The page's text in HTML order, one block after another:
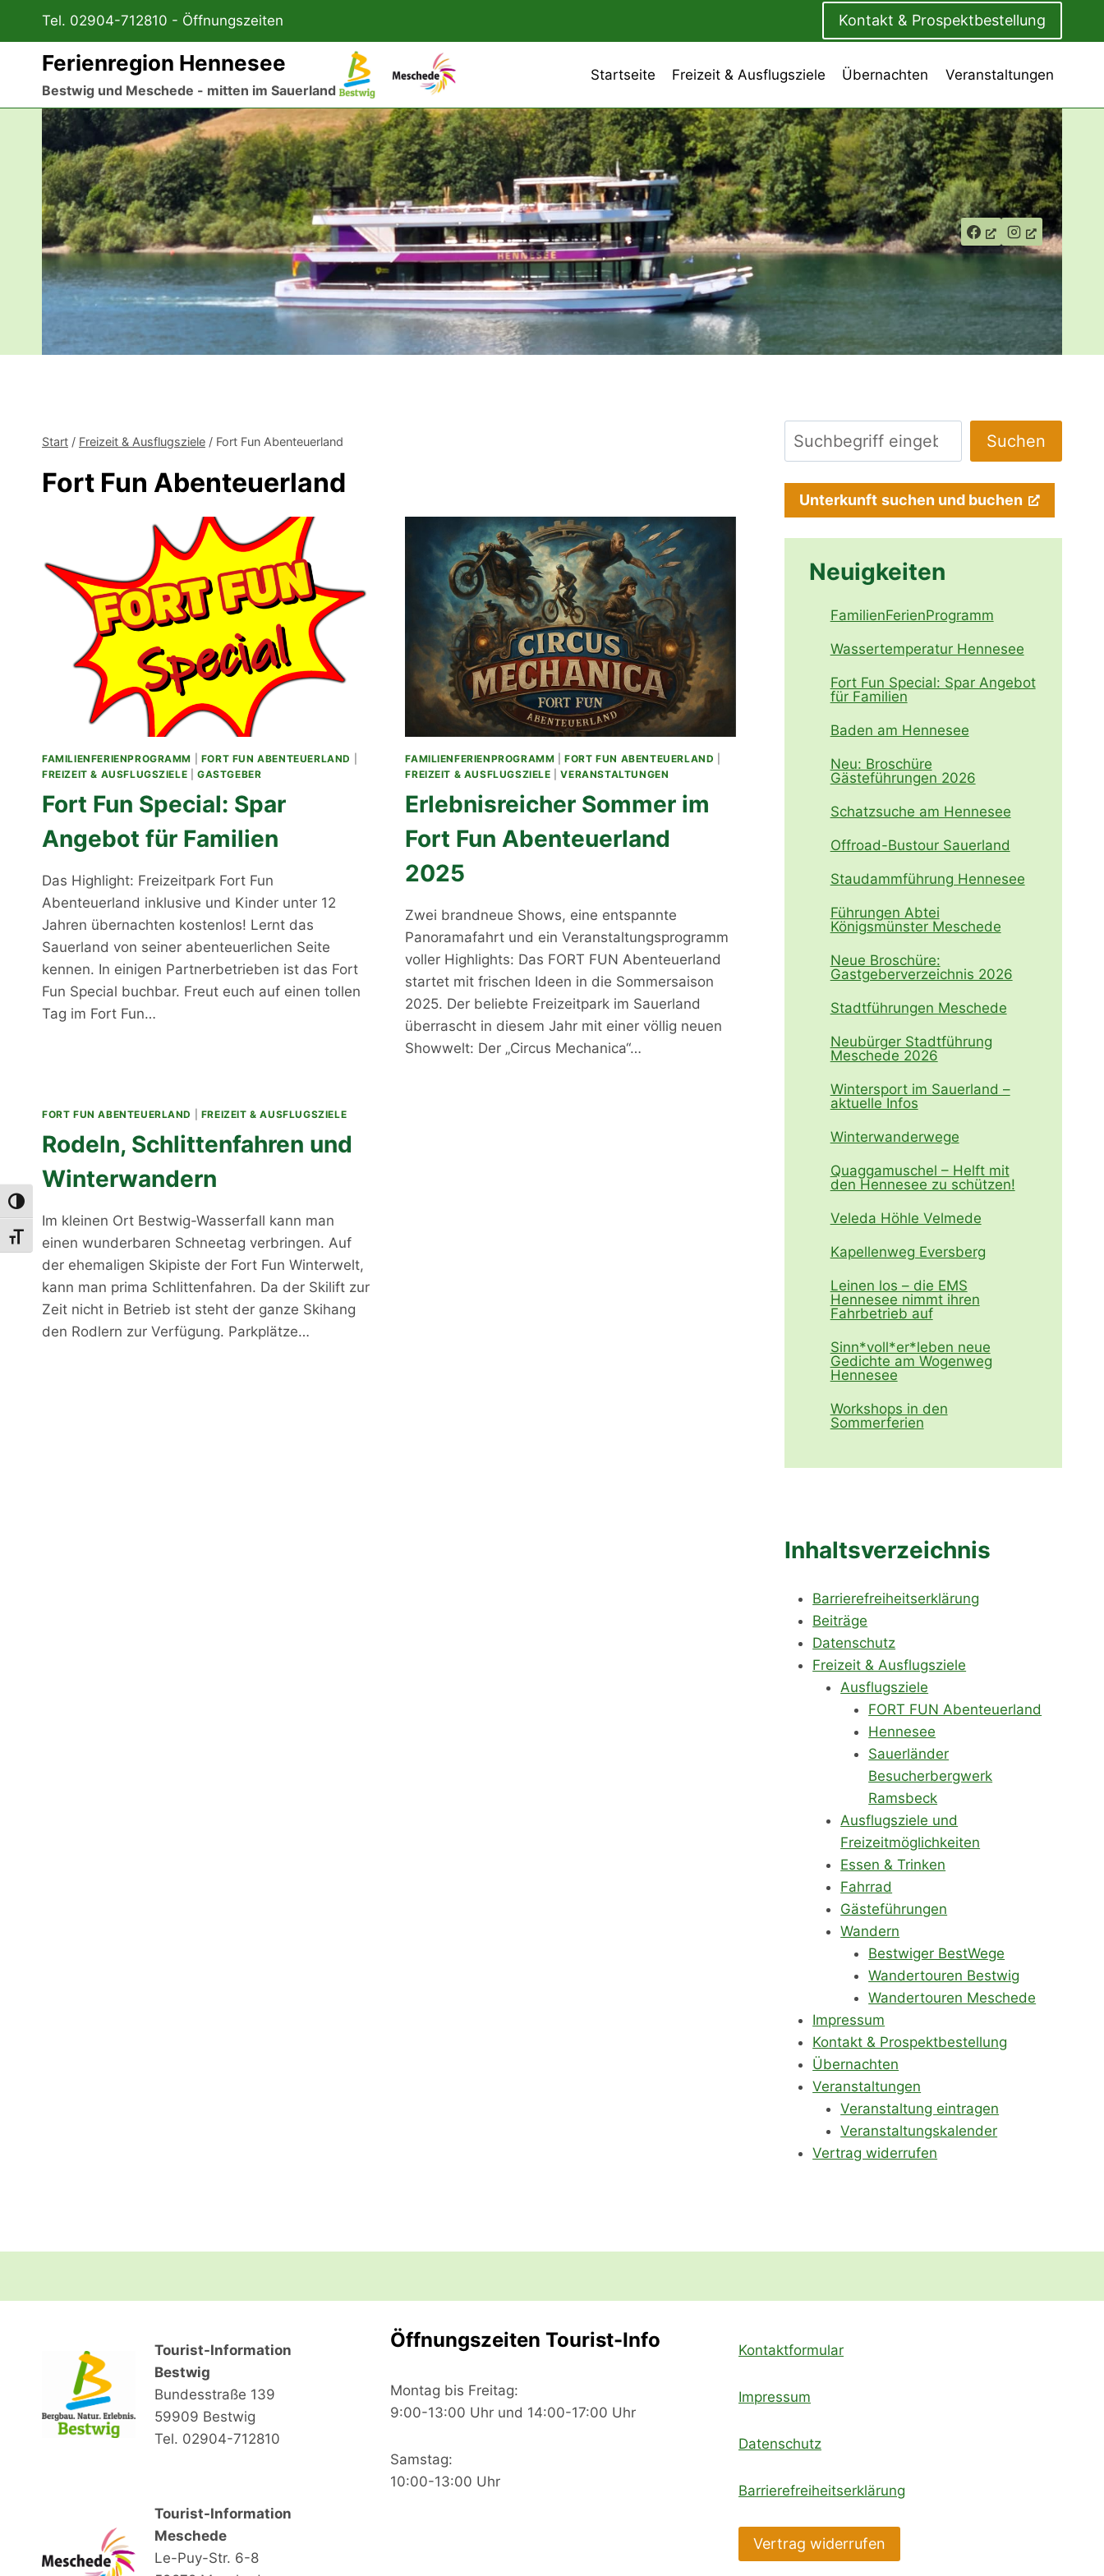
Umschalten auf hohe Kontraste
Schrift vergrößern
springen
Tel. 02904-712810 - Öffnungszeiten Kontakt & Prospektbestellung
Ferienregion Hennesee
Bestwig und Meschede - mitten im Sauerland
Startseite Freizeit & Ausflugsziele Übernachten Veranstaltungen
Start / Freizeit & Ausflugsziele / Fort Fun Abenteuerland
Fort Fun Abenteuerland
FAMILIENFERIENPROGRAMM FORT FUN ABENTEUERLAND
FREIZEIT & AUSFLUGSZIELE |GASTGEBER
Fort Fun Special: Spar
Angebot für Familien
Das Highlight: Freizeitpark Fort Fun
Abenteuerland inklusive und Kinder unter 12
Jahren übernachten kostenlos! Lernt das
Sauerland von seiner abenteuerlichen Seite
kennen. In einigen Partnerbetrieben ist das Fort
Fun Special buchbar. Freut euch auf einen tollen
Tag im Fort Fun…
FAMILIENFERIENPROGRAMM |FORT FUN ABENTEUERLAND
FREIZEIT & AUSFLUGSZIELE |VERANSTALTUNGEN
Erlebnisreicher Sommer im
Fort Fun Abenteuerland
2025
Zwei brandneue Shows, eine entspannte
Panoramafahrt und ein Veranstaltungsprogramm
voller Highlights: Das FORT FUN Abenteuerland
startet mit frischen Ideen in die Sommersaison
2025. Der beliebte Freizeitpark im Sauerland
überrascht in diesem Jahr mit einer völlig neuen
Showwelt: Der „Circus Mechanica“…
FORT FUN ABENTEUERLAND FREIZEIT & AUSFLUGSZIELE
Rodeln, Schlittenfahren und
Winterwandern
Im kleinen Ort Bestwig-Wasserfall kann man
einen wunderbaren Schneetag verbringen. Auf
der ehemaligen Skipiste der Fort Fun Winterwelt,
kann man prima Schlittenfahren. Da der Skilift zur
Zeit nicht in Betrieb ist steht der ganze Skihang
den Rodlern zur Verfügung. Parkplätze…
Suchen
Suchen
Unterkunft suchen und buchen
Neuigkeiten
FamilienFerienProgramm
Wassertemperatur Hennesee
Fort Fun Special: Spar Angebot
für Familien
Baden am Hennesee
Neu: Broschüre
Gästeführungen 2026
Schatzsuche am Hennesee
Offroad-Bustour Sauerland
Staudammführung Hennesee
Führungen Abtei
Königsmünster Meschede
Neue Broschüre:
Gastgeberverzeichnis 2026
Stadtführungen Meschede
Neubürger Stadtführung
Meschede 2026
Wintersport im Sauerland –
aktuelle Infos
Winterwanderwege
Quaggamuschel – Helft mit
den Hennesee zu schützen!
Veleda Höhle Velmede
Kapellenweg Eversberg
Leinen los – die EMS
Hennesee nimmt ihren
Fahrbetrieb auf
Sinn*voll*er*leben neue
Gedichte am Wogenweg
Hennesee
Workshops in den
Sommerferien
Inhaltsverzeichnis
Barrierefreiheitserklärung
Beiträge
Datenschutz
Freizeit & Ausflugsziele
Ausflugsziele
FORT FUN Abenteuerland
Hennesee
Sauerländer
Besucherbergwerk
Ramsbeck
Ausflugsziele und
Freizeitmöglichkeiten
Essen & Trinken
Fahrrad
Gästeführungen
Wandern
Bestwiger BestWege
Wandertouren Bestwig
Wandertouren Meschede
Impressum
Kontakt & Prospektbestellung
Übernachten
Veranstaltungen
Veranstaltung eintragen
Veranstaltungskalender
Vertrag widerrufen
Tourist-Information
Bestwig
Bundesstraße 139
59909 Bestwig
Tel. 02904-712810
Tourist-Information
Meschede
Le-Puy-Str. 6-8
Öffnungszeiten Tourist-Info
Montag bis Freitag:
9:00-13:00 Uhr und 14:00-17:00 Uhr
Samstag:
10:00-13:00 Uhr
Kontaktformular
Impressum
Datenschutz
Barrierefreiheitserklärung
Vertrag widerrufen